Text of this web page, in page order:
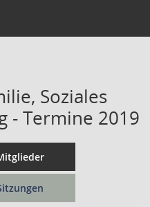
Soziales
- Termine 2019